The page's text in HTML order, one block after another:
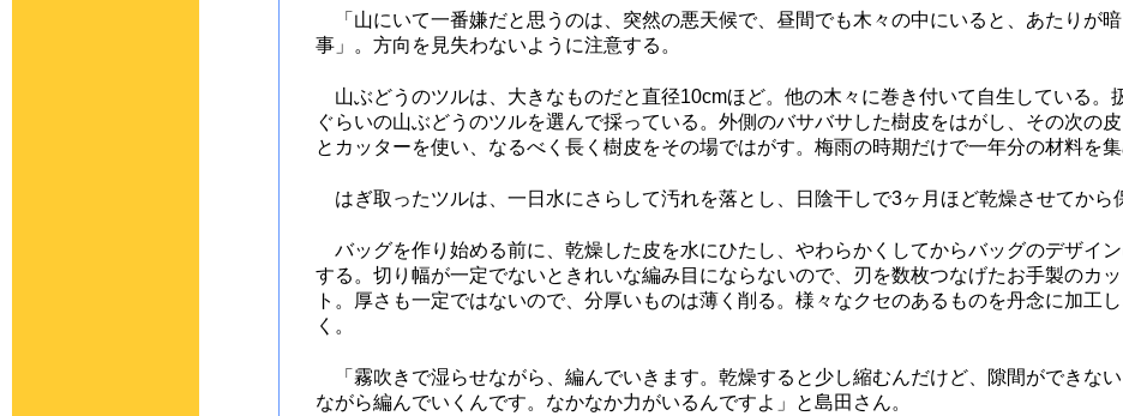
「山にいて一番嫌だと思うのは、突然の悪天候で、昼間でも木々の中にいると、あたりが暗
事」。方向を見失わないように注意する。
山ぶどうのツルは、大きなものだと直径10cmほど。他の木々に巻き付いて自生している。
ぐらいの山ぶどうのツルを選んで採っている。外側のバサバサした樹皮をはがし、その次の
とカッターを使い、なるべく長く樹皮をその場ではがす。梅雨の時期だけで一年分の材料を集
はぎ取ったツルは、一日水にさらして汚れを落とし、日陰干しで3ヶ月ほど乾燥させてから
バッグを作り始める前に、乾燥した皮を水にひたし、やわらかくしてからバッグのデザイ
する。切り幅が一定でないときれいな編み目にならないので、刃を数枚つなげたお手製のカ
ト。厚さも一定ではないので、分厚いものは薄く削る。様々なクセのあるものを丹念に加工
く。
「霧吹きで湿らせながら、編んでいきます。乾燥すると少し縮むんだけど、隙間ができな
ながら編んでいくんです。なかなか力がいるんですよ」と島田さん。